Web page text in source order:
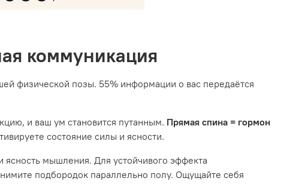
коммуникация
физической позы. 55% информации о вас передаётся
и ваш ум становится путанным. Прямая спина = гормон
состояние силы и ясности.
мышления. Для устойчивого эффекта
подбородок параллельно полу. Ощущайте себя